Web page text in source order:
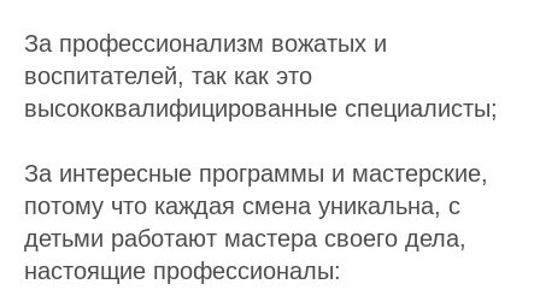
За профессионализм вожатых и
воспитателей, так как это
высококвалифицированные специалисты;
За интересные программы и мастерские,
потому что каждая смена уникальна, с
детьми работают мастера своего дела,
настоящие профессионалы: